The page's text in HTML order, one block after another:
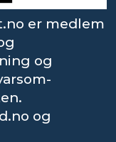
er medlem
og
og